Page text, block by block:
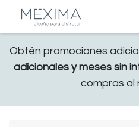
Obtén promociones
adicionales y meses sin
compras al